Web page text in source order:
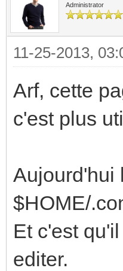
Administrator
11-25-2013,
Arf, cette
c'est plus
Aujourd'hui
$HOME/
Et c'est
editer.